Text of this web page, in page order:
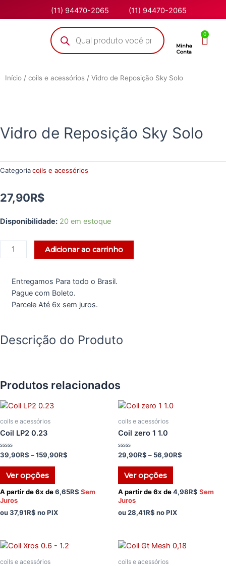
(11) 94470-2065 (11) 94470-2065
Minha
Conta
0
Início / coils e acessórios / Vidro de Reposição Sky Solo
Vidro de Reposição Sky Solo
Categoriacoils e acessórios
27,90R$
Disponibilidade: 20 em estoque
Adicionar ao carrinho
Entregamos Para todo o Brasil.
Pague com Boleto.
Parcele Até 6x sem juros.
Descrição do Produto
Produtos relacionados
coils e acessórios
Coil LP2 0.23
Avaliação
de
39,90R$ –159,90R$
Ver opções
A partir de 6x de6,65R$ Sem
Juros
ou37,91R$ no PIX
coils e acessórios
Coil zero 1 1.0
Avaliação
de
29,90R$ – 56,90R$
Ver opções
A partir de 6x de4,98R$ Sem
Juros
ou28,41R$ no PIX
coils e acessórios coils e acessórios